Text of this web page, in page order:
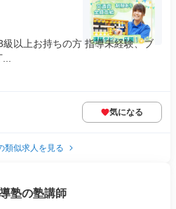
以上お持ちの方 指導未経験、ブ
気になる
類似求人を見る
塾の塾講師